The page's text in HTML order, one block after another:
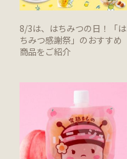
8/3は、はちみつの日！「は
ちみつ感謝祭」のおすすめ
商品をご紹介